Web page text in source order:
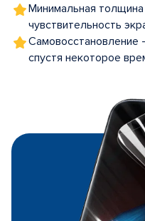
Минимальная
чувствительность
Самовосстановление
спустя некоторое